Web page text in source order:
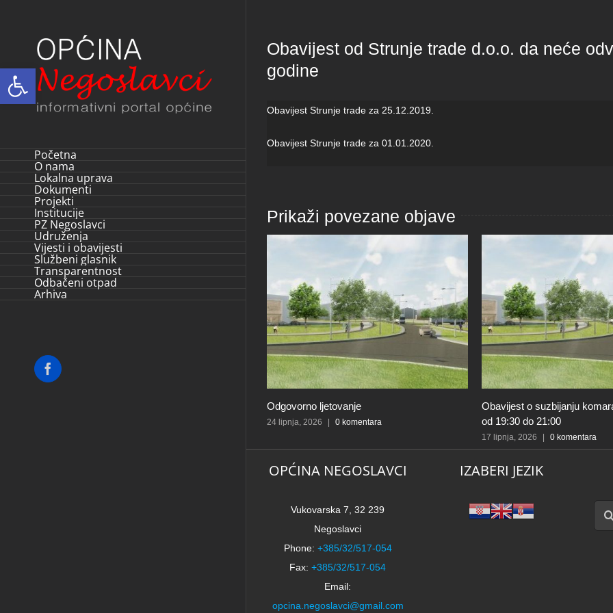
Open toolbar
Početna
O nama
Lokalna uprava
Dokumenti
Projekti
Institucije
PZ Negoslavci
Udruženja
Vijesti i obavijesti
Službeni glasnik
Transparentnost
Odbačeni otpad
Arhiva
Facebook
Obavijest od Strunje trade d.o.o. da neće
godine
Obavijest Strunje trade za 25.12.2019.
Obavijest Strunje trade za 01.01.2020.
Prikaži povezane objave
Odgovorno ljetovanje
24 lipnja, 2026 0 komentara
Obavijest o suzbijanju
od 19:30 do 21:00
17 lipnja, 2026 0 komentara
OPĆINA NEGOSLAVCI
Vukovarska 7, 32 239
Negoslavci
Phone: +385/32/517-054
Fax: +385/32/517-054
Email:
opcina.negoslavci@gmail.com
IZABERI JEZIK